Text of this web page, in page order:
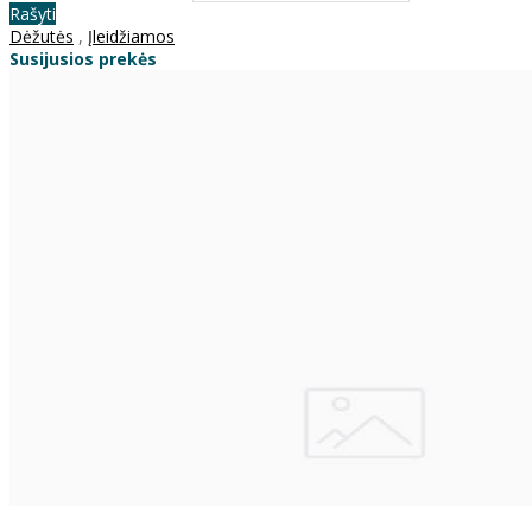
Rašyti
Dėžutės , Įleidžiamos
Susijusios prekės